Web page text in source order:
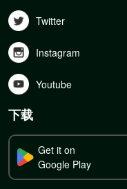
Twitter
Instagram
Youtube
下载
Get it on
Google Play